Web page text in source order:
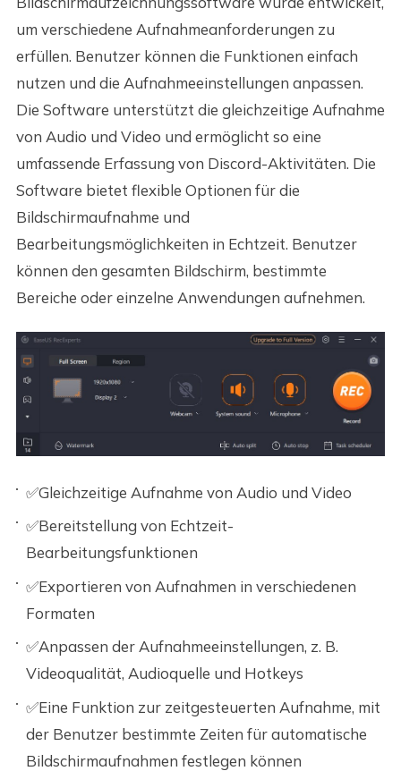
um verschiedene Aufnahmeanforderungen zu
erfüllen. Benutzer können die Funktionen einfach
nutzen und die Aufnahmeeinstellungen anpassen.
Die Software unterstützt die gleichzeitige Aufnahme
von Audio und Video und ermöglicht so eine
umfassende Erfassung von Discord-Aktivitäten. Die
Software bietet flexible Optionen für die
Bildschirmaufnahme und
Bearbeitungsmöglichkeiten in Echtzeit. Benutzer
können den gesamten Bildschirm, bestimmte
Bereiche oder einzelne Anwendungen aufnehmen.
✅Gleichzeitige Aufnahme von Audio und Video
✅Bereitstellung von Echtzeit-
Bearbeitungsfunktionen
✅Exportieren von Aufnahmen in verschiedenen
Formaten
✅Anpassen der Aufnahmeeinstellungen, z. B.
Videoqualität, Audioquelle und Hotkeys
✅Eine Funktion zur zeitgesteuerten Aufnahme, mit
der Benutzer bestimmte Zeiten für automatische
Bildschirmaufnahmen festlegen können